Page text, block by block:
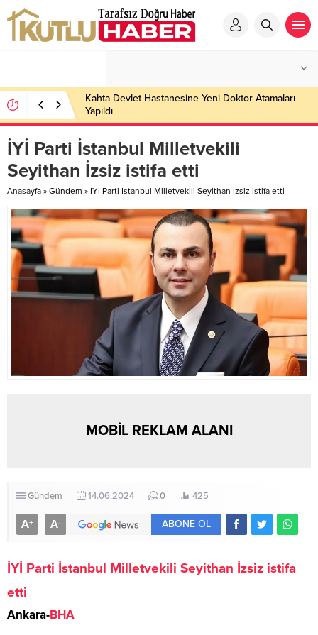
Kahta Devlet Hastanesine Yeni Doktor Atamaları
Yapıldı
İYİ Parti İstanbul Milletvekili
Seyithan İzsiz istifa etti
Anasayfa » Gündem » İYİ Parti İstanbul Milletvekili Seyithan İzsiz istifa etti
MOBİL REKLAM ALANI
Gündem 14.06.2024 0 425
A+ A- ABONE OL
İYİ Parti İstanbul Milletvekili Seyithan İzsiz istifa
etti
Ankara-BHA